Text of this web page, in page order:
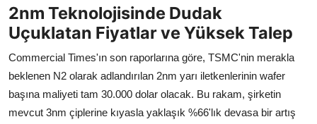
Haber Ekle Para Kazan
İletişim
2nm Teknolojisinde Dudak
Uçuklatan Fiyatlar ve Yüksek Talep
Commercial Times'ın son raporlarına göre, TSMC'nin merakla
beklenen N2 olarak adlandırılan 2nm yarı iletkenlerinin wafer
başına maliyeti tam 30.000 dolar olacak. Bu rakam, şirketin
mevcut 3nm çiplerine kıyasla yaklaşık %66'lık devasa bir artış